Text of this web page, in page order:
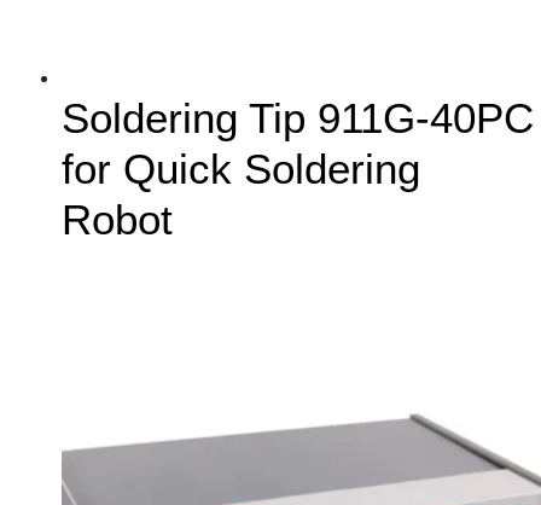
Soldering Tip 911G-40PC
for Quick Soldering
Robot